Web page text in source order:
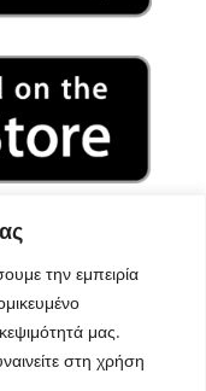
την εμπειρία
μας.
στη χρήση